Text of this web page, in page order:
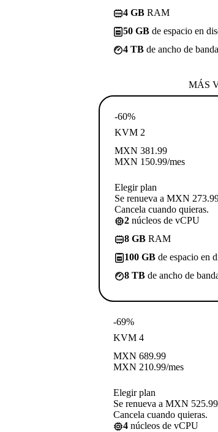
4 GB RAM
50 GB de espacio en
4 TB de ancho de banda
MÁS
-60%
KVM 2
MXN 381.99
MXN 150.99/mes
Elegir plan
Se renueva a MXN
Cancela cuando quieras.
2 núcleos de vCPU
8 GB RAM
100 GB de espacio en
8 TB de ancho de
-69%
KVM 4
MXN 689.99
MXN 210.99/mes
Elegir plan
Se renueva a MXN
Cancela cuando quieras.
4 núcleos de vCPU